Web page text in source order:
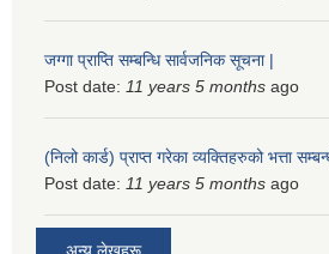
जग्गा प्राप्ति सम्बन्धि सार्वजनिक सूचना |
Post date: 11 years 5 months ago
(निलो कार्ड) प्राप्त गरेका व्यक्तिहरुको भत्ता
Post date: 11 years 5 months ago